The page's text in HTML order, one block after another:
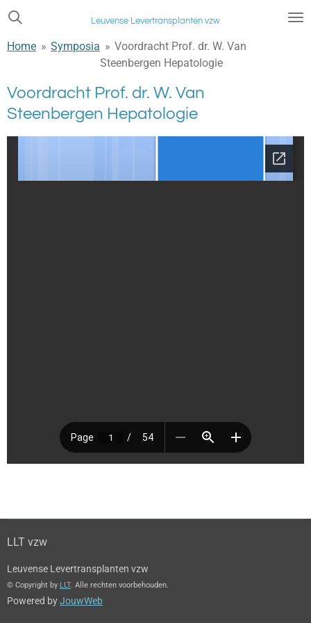
Ga
naar
Leuvense Levertransplanten vzw
Home » Symposia » Voordracht Prof. dr. W. Van
Steenbergen Hepatologie
Voordracht Prof. dr. W. Van
Steenbergen Hepatologie
LLT vzw
Leuvense Levertransplanten vzw
© Copyright by LLT. Alle rechten voorbehouden.
Powered byJouwWeb